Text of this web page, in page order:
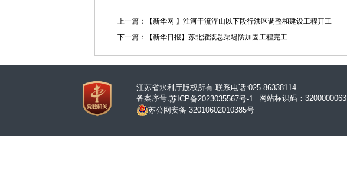
上一篇：【新华网 】淮河干流浮山以下段行洪区调整和建设工程开工
下一篇：【新华日报】苏北灌溉总渠堤防加固工程完工
江苏省水利厅版权所有 联系电话:025-86338114
备案序号:苏ICP备2023035567号-1
网站标识码：3200000063
苏公网安备 32010602010385号